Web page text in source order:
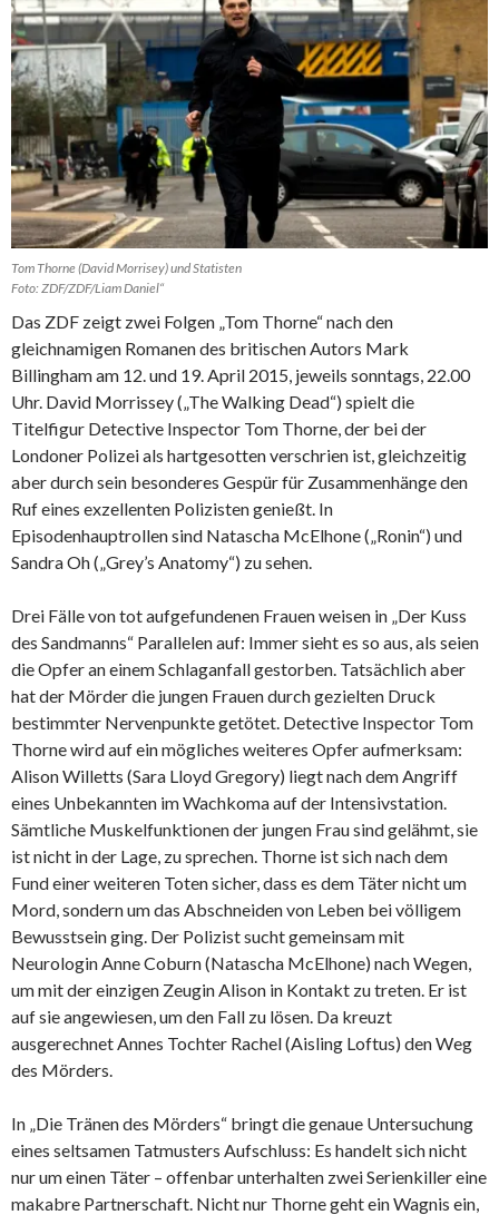
Tom Thorne (David Morrisey) und Statisten
Foto: ZDF/ZDF/Liam Daniel“
Das ZDF zeigt zwei Folgen „Tom Thorne“ nach den
gleichnamigen Romanen des britischen Autors Mark
Billingham am 12. und 19. April 2015, jeweils sonntags, 22.00
Uhr. David Morrissey („The Walking Dead“) spielt die
Titelfigur Detective Inspector Tom Thorne, der bei der
Londoner Polizei als hartgesotten verschrien ist, gleichzeitig
aber durch sein besonderes Gespür für Zusammenhänge den
Ruf eines exzellenten Polizisten genießt. In
Episodenhauptrollen sind Natascha McElhone („Ronin“) und
Sandra Oh („Grey’s Anatomy“) zu sehen.
Drei Fälle von tot aufgefundenen Frauen weisen in „Der Kuss
des Sandmanns“ Parallelen auf: Immer sieht es so aus, als seien
die Opfer an einem Schlaganfall gestorben. Tatsächlich aber
hat der Mörder die jungen Frauen durch gezielten Druck
bestimmter Nervenpunkte getötet. Detective Inspector Tom
Thorne wird auf ein mögliches weiteres Opfer aufmerksam:
Alison Willetts (Sara Lloyd Gregory) liegt nach dem Angriff
eines Unbekannten im Wachkoma auf der Intensivstation.
Sämtliche Muskelfunktionen der jungen Frau sind gelähmt, sie
ist nicht in der Lage, zu sprechen. Thorne ist sich nach dem
Fund einer weiteren Toten sicher, dass es dem Täter nicht um
Mord, sondern um das Abschneiden von Leben bei völligem
Bewusstsein ging. Der Polizist sucht gemeinsam mit
Neurologin Anne Coburn (Natascha McElhone) nach Wegen,
um mit der einzigen Zeugin Alison in Kontakt zu treten. Er ist
auf sie angewiesen, um den Fall zu lösen. Da kreuzt
ausgerechnet Annes Tochter Rachel (Aisling Loftus) den Weg
des Mörders.
In „Die Tränen des Mörders“ bringt die genaue Untersuchung
eines seltsamen Tatmusters Aufschluss: Es handelt sich nicht
nur um einen Täter – offenbar unterhalten zwei Serienkiller eine
makabre Partnerschaft. Nicht nur Thorne geht ein Wagnis ein,